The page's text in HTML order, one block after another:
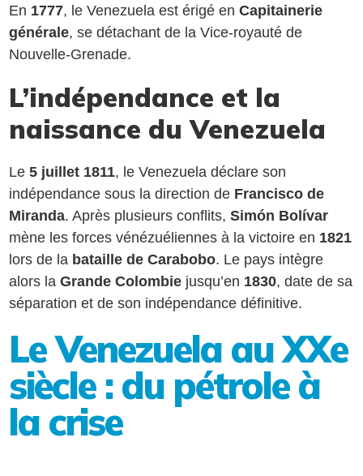
En 1777, le Venezuela est érigé enCapitainerie
générale, se détachant de la Vice-royauté de
Nouvelle-Grenade.
L’indépendance et la
naissance du Venezuela
Le5 juillet 1811, le Venezuela déclare son
indépendance sous la direction de Francisco de
Miranda. Après plusieurs conflits,Simón Bolívar
mène les forces vénézuéliennes à la victoire en 1821
lors de la bataille de Carabobo. Le pays intègre
alors laGrande Colombie jusqu’en 1830, date de sa
séparation et de son indépendance définitive.
Le Venezuela au XXe
siècle : du pétrole à
la crise